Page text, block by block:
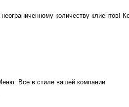
количеству клиентов!
Все в стиле вашей компании